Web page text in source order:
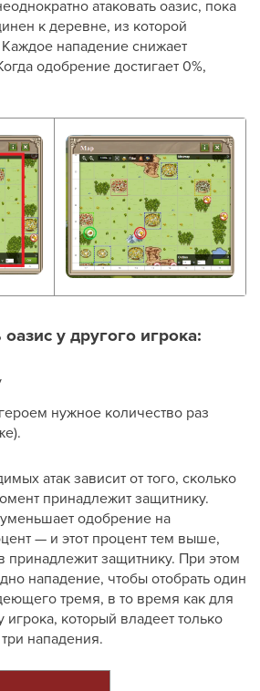
атаковать оазис, пока
к деревне, из которой
нападение снижает
одобрение достигает 0%,
у другого игрока:
нужное количество раз
атак зависит от того, сколько
принадлежит защитнику.
одобрение на
— и этот процент тем выше,
защитнику. При этом
нападение, чтобы отобрать один
тремя, в то время как для
игрока, который владеет только
нападения.